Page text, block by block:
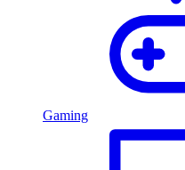
Gaming